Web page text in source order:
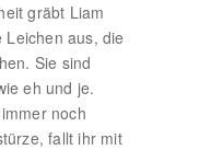
gräbt Liam
aus, die
Sie sind
eh und je.
noch
fallt ihr mit